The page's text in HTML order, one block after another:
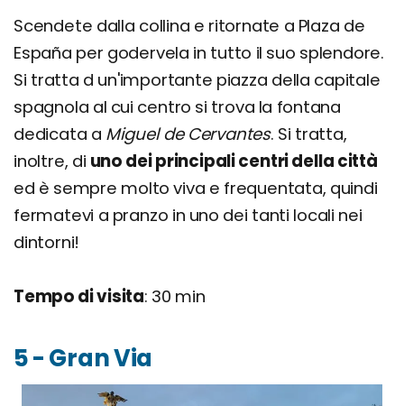
Scendete dalla collina e ritornate a Plaza de
España per godervela in tutto il suo splendore.
Si tratta d un'importante piazza della capitale
spagnola al cui centro si trova la fontana
dedicata a Miguel de Cervantes. Si tratta,
inoltre, di uno dei principali centri della città
ed è sempre molto viva e frequentata, quindi
fermatevi a pranzo in uno dei tanti locali nei
dintorni!
Tempo di visita: 30 min
5 - Gran Via